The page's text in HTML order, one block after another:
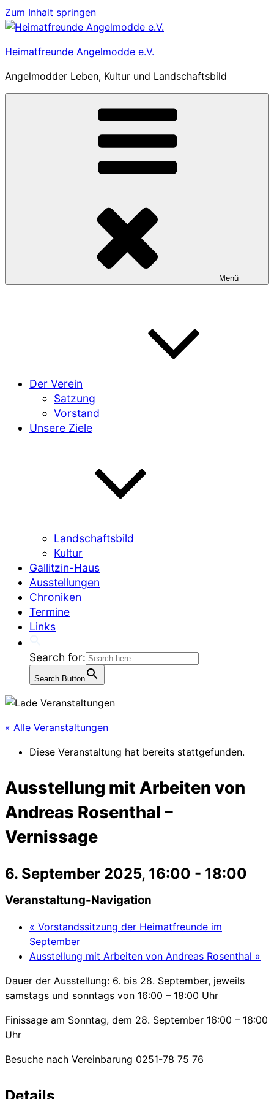
Zum Inhalt springen
Heimatfreunde Angelmodde e.V.
Angelmodder Leben, Kultur und Landschaftsbild
Menü
Der Verein
Satzung
Vorstand
Unsere Ziele
Landschaftsbild
Kultur
Gallitzin-Haus
Ausstellungen
Chroniken
Termine
Links
Search for:
Search Button
« Alle Veranstaltungen
Diese Veranstaltung hat bereits stattgefunden.
Ausstellung mit Arbeiten von
Andreas Rosenthal –
Vernissage
6. September 2025, 16:00 - 18:00
Veranstaltung-Navigation
« Vorstandssitzung der Heimatfreunde im
September
Ausstellung mit Arbeiten von Andreas Rosenthal »
Dauer der Ausstellung: 6. bis 28. September, jeweils
samstags und sonntags von 16:00 – 18:00 Uhr
Finissage am Sonntag, dem 28. September 16:00 – 18:00
Uhr
Besuche nach Vereinbarung 0251-78 75 76